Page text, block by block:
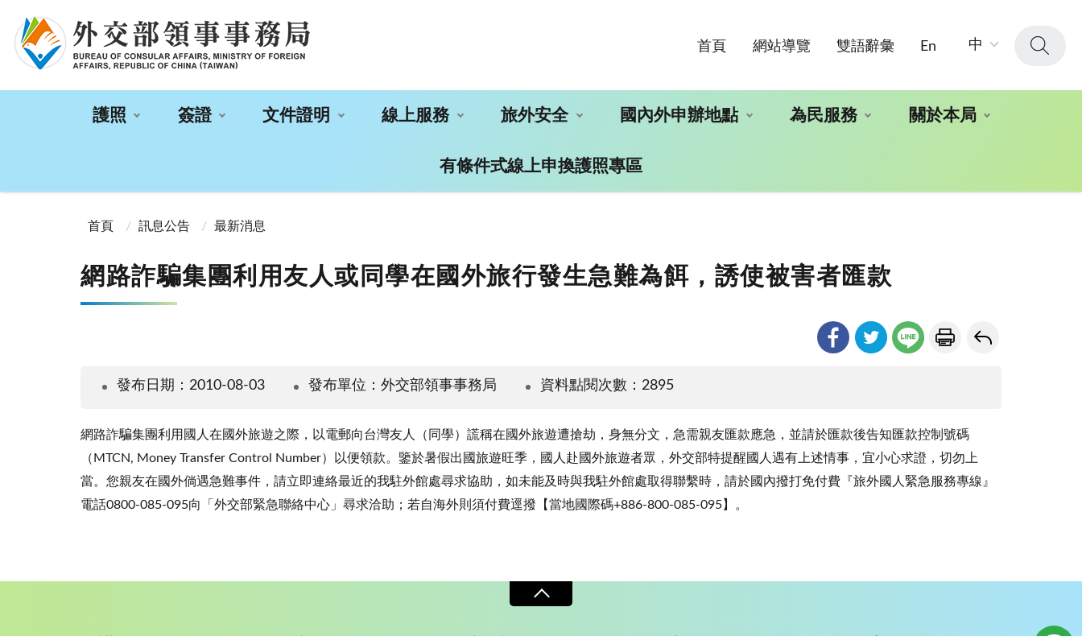
首頁 網站導覽 雙語辭彙 En 中
護照 簽證 文件證明 線上服務 旅外安全 國內外申辦地點 為民服務 關於本局
有條件式線上申換護照專區
首頁
訊息公告 最新消息
網路詐騙集團利用友人或同學在國外旅行發生急難為餌，誘使被害者匯款
發布日期：2010-08-03 發布單位：外交部領事事務局 資料點閱次數：2895
網路詐騙集團利用國人在國外旅遊之際，以電郵向台灣友人（同學）謊稱在國外旅遊遭搶劫，身無分文，急需親友匯款應急，並請於匯款後告知匯款控制號碼
（MTCN, Money Transfer Control Number）以便領款。鑒於暑假出國旅遊旺季，國人赴國外旅遊者眾，外交部特提醒國人遇有上述情事，宜小心求證，切勿上
當。您親友在國外倘遇急難事件，請立即連絡最近的我駐外館處尋求協助，如未能及時與我駐外館處取得聯繫時，請於國內撥打免付費『旅外國人緊急服務專線』
電話0800-085-095向「外交部緊急聯絡中心」尋求洽助；若自海外則須付費逕撥【當地國際碼+886-800-085-095】。